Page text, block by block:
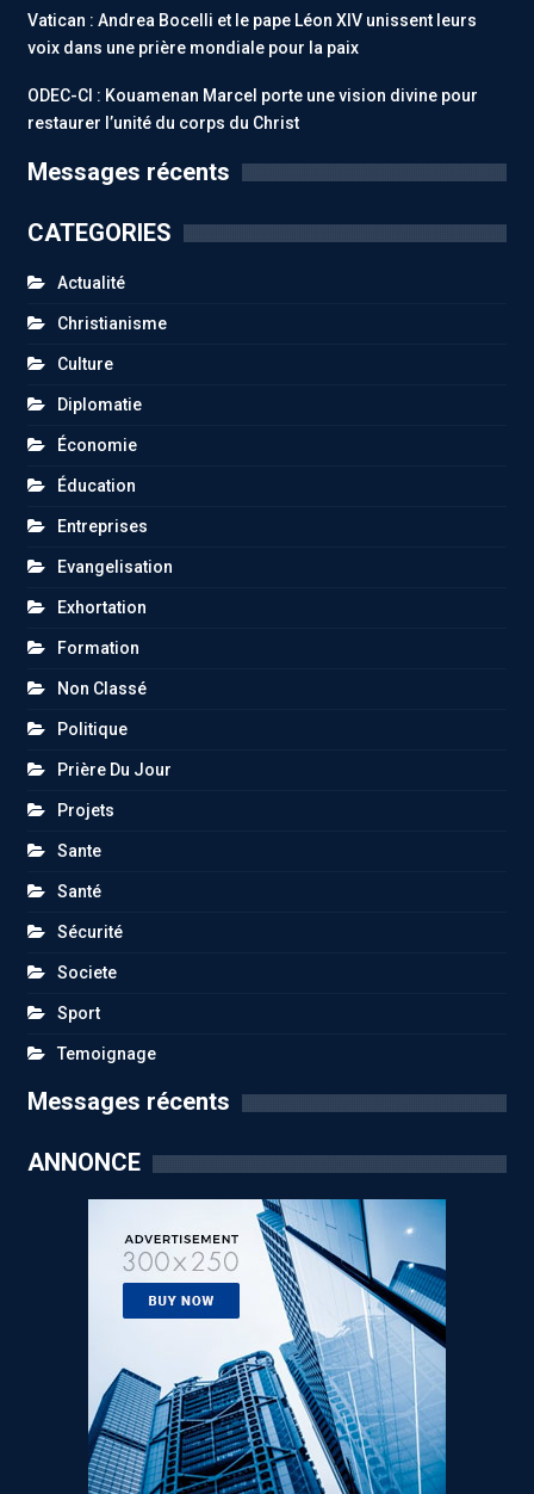
Vatican : Andrea Bocelli et le pape Léon XIV unissent leurs
voix dans une prière mondiale pour la paix
ODEC-CI : Kouamenan Marcel porte une vision divine pour
restaurer l’unité du corps du Christ
Messages récents
CATEGORIES
Actualité
Christianisme
Culture
Diplomatie
Économie
Éducation
Entreprises
Evangelisation
Exhortation
Formation
Non Classé
Politique
Prière Du Jour
Projets
Sante
Santé
Sécurité
Societe
Sport
Temoignage
Messages récents
ANNONCE